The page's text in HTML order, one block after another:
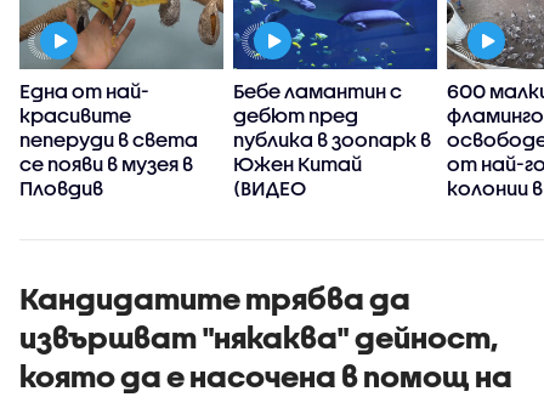
Една от най-
красивите
пеперуди в света
се появи в музея в
Пловдив
Бебе ламантин с
дебют пред
публика в зоопарк в
Южен Китай
(ВИДЕО
600
от най-
колонии
Кандидатите трябва да
извършват "някаква" дейност,
която да е насочена в помощ на